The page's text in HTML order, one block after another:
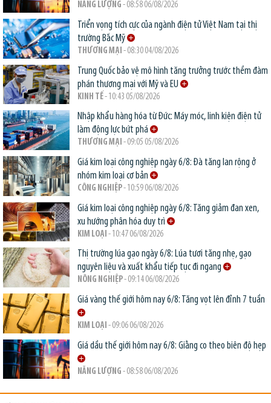
NĂNG LƯỢNG - 08:58 06/08/2026
Triển vọng tích cực của ngành điện tử Việt Nam tại thị
trường Bắc Mỹ
THƯƠNG MẠI - 08:30 04/08/2026
Trung Quốc bảo vệ mô hình tăng trưởng trước thềm đàm
phán thương mại với Mỹ và EU
KINH TẾ- 10:43 05/08/2026
Nhập khẩu hàng hóa từ Đức: Máy móc, linh kiện điện tử
làm động lực bứt phá
THƯƠNG MẠI - 09:05 05/08/2026
Giá kim loại công nghiệp ngày 6/8: Đà tăng lan rộng ở
nhóm kim loại cơ bản
CÔNG NGHIỆP- 10:59 06/08/2026
Giá kim loại công nghiệp ngày 6/8: Tăng giảm đan xen,
xu hướng phân hóa duy trì
KIM LOẠI - 10:47 06/08/2026
Thị trường lúa gạo ngày 6/8: Lúa tươi tăng nhẹ, gạo
nguyên liệu và xuất khẩu tiếp tục đi ngang
NÔNG NGHIỆP- 09:14 06/08/2026
Giá vàng thế giới hôm nay 6/8: Tăng vọt lên đỉnh 7 tuần
KIM LOẠI - 09:06 06/08/2026
Giá dầu thế giới hôm nay 6/8: Giằng co theo biên độ hẹp
NĂNG LƯỢNG - 08:58 06/08/2026